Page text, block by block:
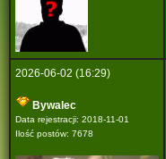
2026-06-02 (16:29)
Bywalec
Data rejestracji: 2018-11-01
Ilość postów: 7678